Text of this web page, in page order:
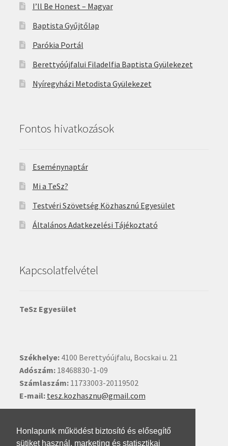
Honlapunk működést biztosító és elősegítő
sütiket használ, marketing és statisztikai
I’ll Be Honest – Magyar
Baptista Gyűjtőlap
Parókia Portál
Berettyóújfalui Filadelfia Baptista Gyülekezet
Nyíregyházi Metodista Gyülekezet
Fontos hivatkozások
Eseménynaptár
Mi a TeSz?
Testvéri Szövetség Közhasznú Egyesület
Általános Adatkezelési Tájékoztató
Kapcsolatfelvétel
TeSz Egyesület
Székhelye:4100 Berettyóújfalu, Bocskai u. 21
Adószám:18468830-1-09
Számlaszám:11733003-20119502
E-mail: tesz.kozhasznu@gmail.com